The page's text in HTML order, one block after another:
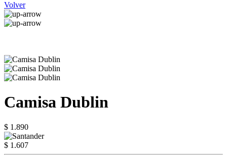
Volver
Camisa Dublin
$ 1.890
$ 1.607